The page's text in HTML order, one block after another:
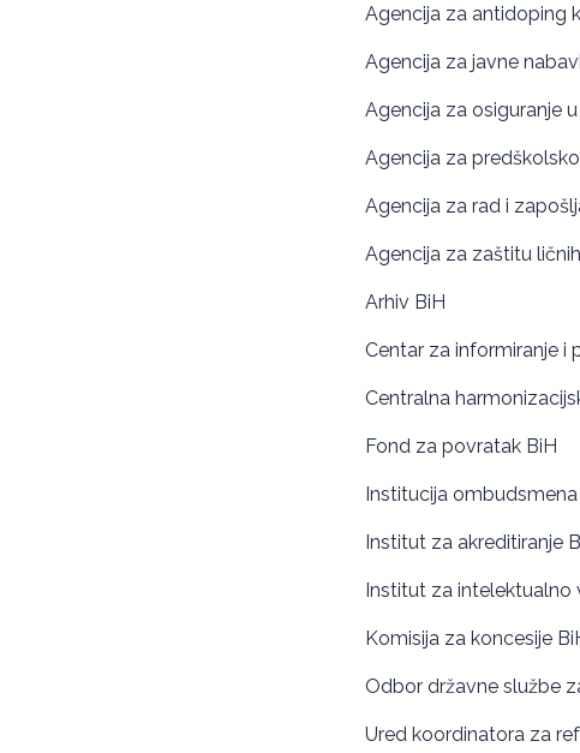
Agencija za antidoping
Agencija za javne
Agencija za osiguranje
Agencija za
Agencija za rad i
Agencija za zaštitu
Arhiv BiH
Centar za informiranje i
Centralna
Fond za povratak BiH
Institucija
Institut za akreditiranje
Institut za intelektualno
Komisija za koncesije
Odbor državne službe
Ured koordinatora za